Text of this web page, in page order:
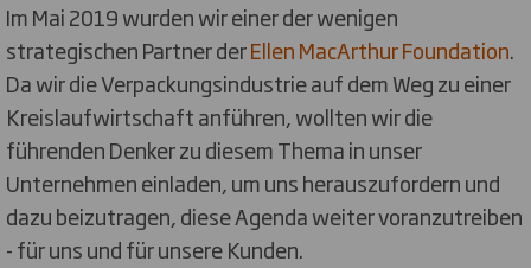
Im Mai 2019 wurden wir einer der wenigen
strategischen Partner derEllen MacArthur Foundation.
Da wir die Verpackungsindustrie auf dem Weg zu einer
Kreislaufwirtschaft anführen, wollten wir die
führenden Denker zu diesem Thema in unser
Unternehmen einladen, um uns herauszufordern und
dazu beizutragen, diese Agenda weiter voranzutreiben
- für uns und für unsere Kunden.